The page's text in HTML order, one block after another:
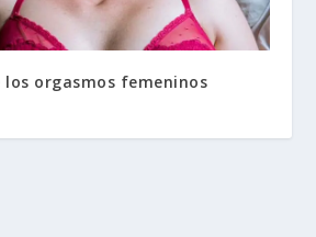
los orgasmos femeninos